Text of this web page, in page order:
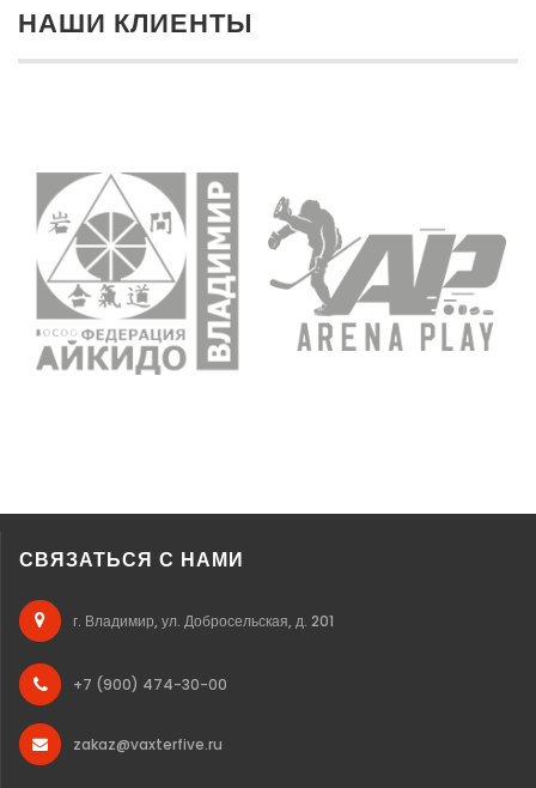
НАШИ КЛИЕНТЫ
СВЯЗАТЬСЯ С НАМИ
г. Владимир, ул. Добросельская, д. 201
+7 (900) 474-30-00
zakaz@vaxterfive.ru